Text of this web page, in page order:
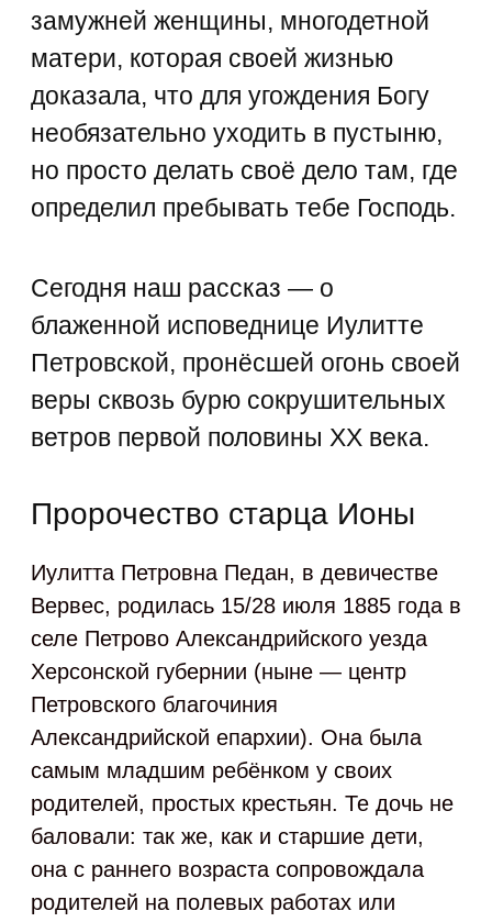
замужней женщины, многодетной
матери, которая своей жизнью
доказала, что для угождения Богу
необязательно уходить в пустыню,
но просто делать своё дело там, где
определил пребывать тебе Господь.
Сегодня наш рассказ — о
блаженной исповеднице Иулитте
Петровской, пронёсшей огонь своей
веры сквозь бурю сокрушительных
ветров первой половины ХХ века.
Пророчество старца Ионы
Иулитта Петровна Педан, в девичестве
Вервес, родилась 15/28 июля 1885 года в
селе Петрово Александрийского уезда
Херсонской губернии (ныне — центр
Петровского благочиния
Александрийской епархии). Она была
самым младшим ребёнком у своих
родителей, простых крестьян. Те дочь не
баловали: так же, как и старшие дети,
она с раннего возраста сопровождала
родителей на полевых работах или